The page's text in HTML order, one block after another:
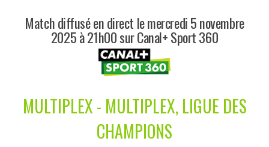
Match diffusé en direct le mercredi 5 novembre
2025 à 21h00 sur Canal+ Sport 360
MULTIPLEX - MULTIPLEX, LIGUE DES
CHAMPIONS